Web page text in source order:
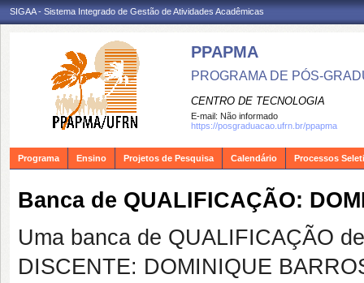
SIGAA - Sistema Integrado de Gestão de Atividades Acadêmicas
PPAPMA
PROGRAMA DE PÓS-
CENTRO DE TECNOLOGIA
E-mail: Não informado
https://posgraduacao.ufrn.br/ppapma
Programa Ensino Projetos de Pesquisa Calendário Processos
Banca de QUALIFICAÇÃO:
Uma banca de QUALIFICAÇÃO
DISCENTE: DOMINIQUE